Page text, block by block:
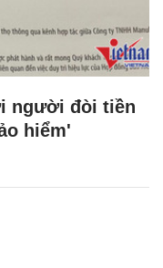
người đòi tiền
hiểm'